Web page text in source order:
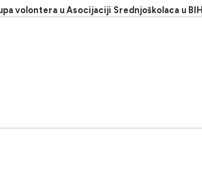
volontera u Asocijaciji Srednjoškolaca u BIH